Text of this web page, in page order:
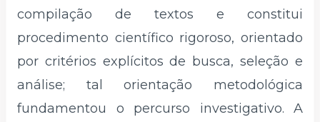
compilação de textos e constitui
procedimento científico rigoroso, orientado
por critérios explícitos de busca, seleção e
análise; tal orientação metodológica
fundamentou o percurso investigativo. A